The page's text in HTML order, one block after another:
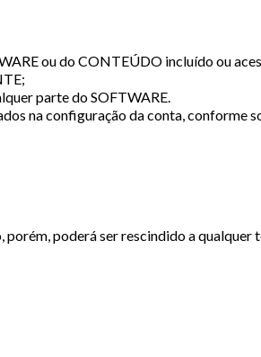
ou do CONTEÚDO incluído ou
parte do SOFTWARE.
na configuração da conta, conforme
poderá ser rescindido a qualquer